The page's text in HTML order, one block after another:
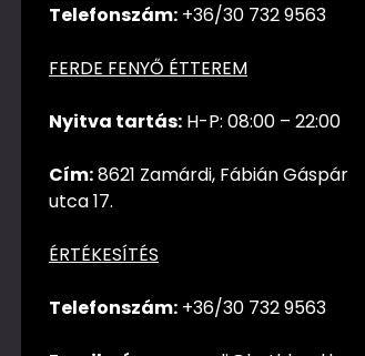
Telefonszám: +36/30 732 9563
FERDE FENYŐ ÉTTEREM
Nyitva tartás: H-P: 08:00 – 22:00
Cím:8621 Zamárdi, Fábián Gáspár
utca 17.
ÉRTÉKESÍTÉS
Telefonszám: +36/30 7329563